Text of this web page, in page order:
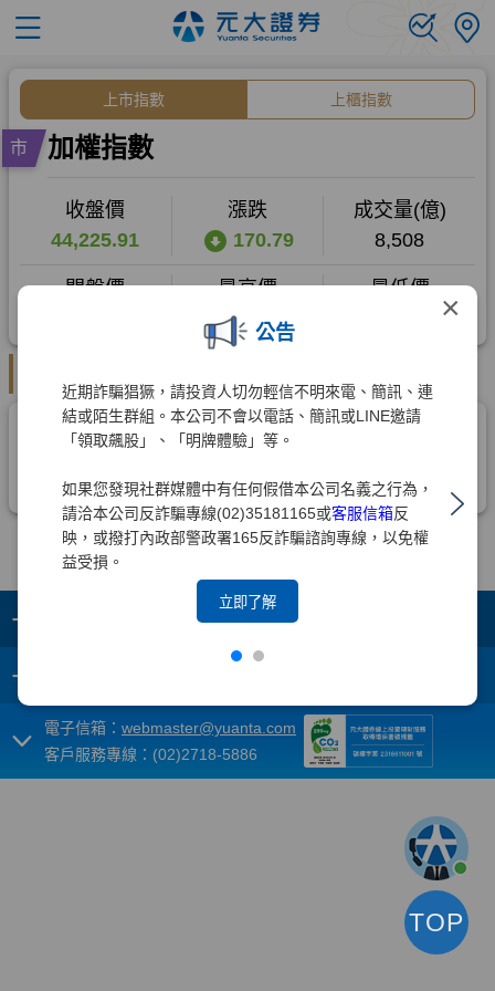
×
公告
近期詐騙猖獗，請投資人切勿輕信不明來電、簡訊、連
結或陌生群組。本公司不會以電話、簡訊或LINE邀請
「領取飆股」、「明牌體驗」等。
如果您發現社群媒體中有任何假借本公司名義之行為，
請洽本公司反詐騙專線(02)35181165或客服信箱反
映，或撥打內政部警政署165反詐騙諮詢專線，以免權
益受損。
立即了解
+
+
電子信箱： webmaster@yuanta.com
客戶服務專線：(02)2718-5886
TOP